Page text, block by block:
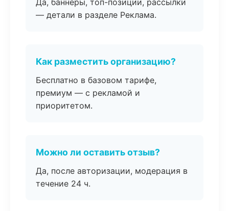
Да, баннеры, топ-позиции, рассылки
— детали в разделе Реклама.
Как разместить организацию?
Бесплатно в базовом тарифе,
премиум — с рекламой и
приоритетом.
Можно ли оставить отзыв?
Да, после авторизации, модерация в
течение 24 ч.